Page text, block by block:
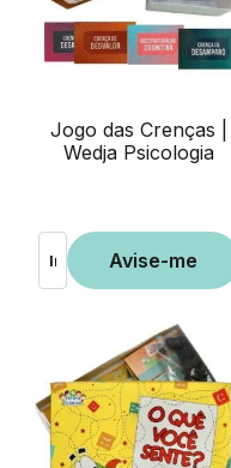
Jogo das Crenças |
Wedja Psicologia